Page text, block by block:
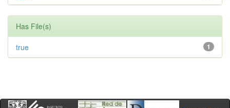
Has File(s)
1
true